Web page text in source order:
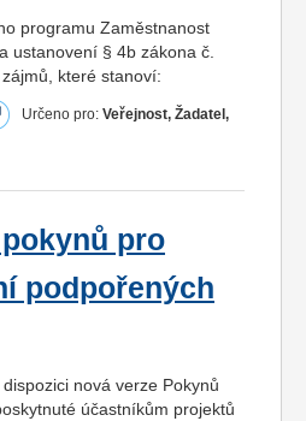
programu Zaměstnanost
ustanovení § 4b zákona č.
které stanoví:
Určeno pro: Veřejnost, Žadatel,
pro
podpořených
nová verze Pokynů
účastníkům projektů